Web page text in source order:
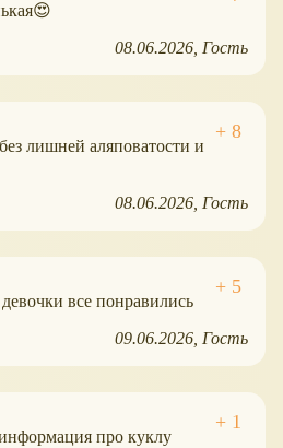
08.06.2026 Гость
лишней аляповатости и
08.06.2026 Гость
все понравились
09.06.2026 Гость
про куклу